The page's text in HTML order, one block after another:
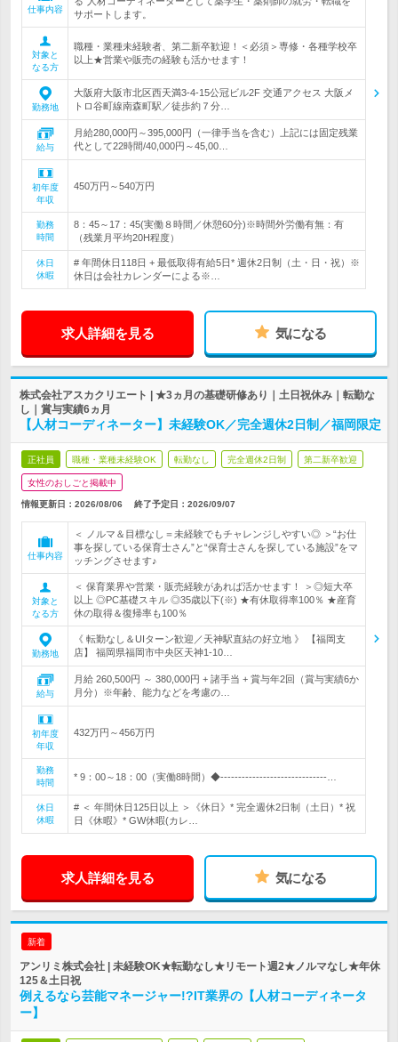
仕事内容
サポートします。
対象と
なる方
職種・業種未経験者、第二新卒歓迎！＜必須＞専修・各種学校卒
以上★営業や販売の経験も活かせます！
勤務地
大阪府大阪市北区西天満3-4-15公冠ビル2F 交通アクセス 大阪メ
トロ谷町線南森町駅／徒歩約７分…
給与
月給280,000円～395,000円（一律手当を含む）上記には固定残業
代として22時間/40,000円～45,00…
初年度
年収
450万円～540万円
勤務
時間
8：45～17：45(実働８時間／休憩60分)※時間外労働有無：有
（残業月平均20H程度）
休日
休暇
# 年間休日118日 + 最低取得有給5日* 週休2日制（土・日・祝）※
休日は会社カレンダーによる※…
求人詳細を見る 気になる
株式会社アスカクリエート | ★3ヵ月の基礎研修あり｜土日祝休み｜転勤な
し｜賞与実績6ヵ月
【人材コーディネーター】未経験OK／完全週休2日制／福岡限定
正社員 職種・業種未経験OK 転勤なし 完全週休2日制 第二新卒歓迎
女性のおしごと掲載中
情報更新日：2026/08/06 終了予定日： 2026/09/07
仕事内容
＜ ノルマ＆目標なし＝未経験でもチャレンジしやすい◎ ＞“お仕
事を探している保育士さん”と“保育士さんを探している施設”をマ
ッチングさせます♪
対象と
なる方
＜ 保育業界や営業・販売経験があれば活かせます！ ＞◎短大卒
以上 ◎PC基礎スキル ◎35歳以下(※) ★有休取得率100％ ★産育
休の取得＆復帰率も100％
勤務地
《 転勤なし＆UIターン歓迎／天神駅直結の好立地 》 【福岡支
店】 福岡県福岡市中央区天神1-10…
給与
月給 260,500円 ～ 380,000円 + 諸手当 + 賞与年2回（賞与実績6か
月分）※年齢、能力などを考慮の…
初年度
年収
432万円～456万円
勤務
時間
* 9：00～18：00（実働8時間）◆------------------------------…
休日
休暇
# ＜ 年間休日125日以上 ＞《休日》* 完全週休2日制（土日）* 祝
日《休暇》* GW休暇(カレ…
求人詳細を見る 気になる
新着
アンリミ株式会社 | 未経験OK★転勤なし★リモート週2★ノルマなし★年休
125＆土日祝
例えるなら芸能マネージャー!?IT業界の【人材コーディネータ
ー】